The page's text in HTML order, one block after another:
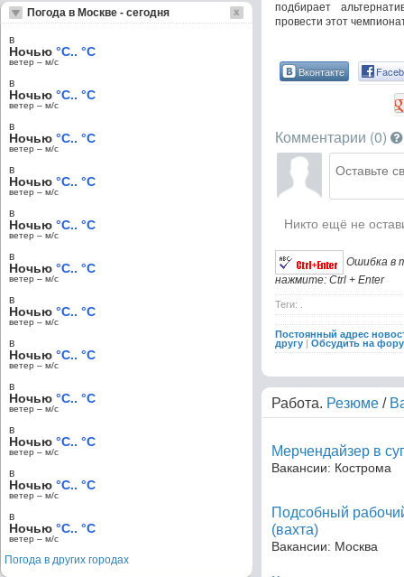
подбирает
провести этот
Вконтакте
Комментарии (0)
Никто ещё не
Ошибка в
нажмите: Ctrl + Enter
Теги: .
Постоянный адрес
другу | Обсудить на
Работа. Резюме /
Мерчендайзер в
Вакансии: Кострома
Подсобный
(вахта)
Вакансии: Москва
Погода в Москве - сегодня
в
Ночью °C.. °C
ветер – м/c
в
Ночью °C.. °C
ветер – м/c
в
Ночью °C.. °C
ветер – м/c
в
Ночью °C.. °C
ветер – м/c
в
Ночью °C.. °C
ветер – м/c
в
Ночью °C.. °C
ветер – м/c
в
Ночью °C.. °C
ветер – м/c
в
Ночью °C.. °C
ветер – м/c
в
Ночью °C.. °C
ветер – м/c
в
Ночью °C.. °C
ветер – м/c
в
Ночью °C.. °C
ветер – м/c
в
Ночью °C.. °C
ветер – м/c
Погода в других городах